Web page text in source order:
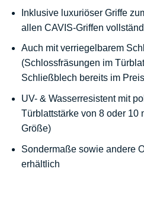
Inklusive luxuriöser Griffe
allen CAVIS-Griffen
Auch mit verriegelbarem
(Schlossfräsungen im
Schließblech bereits im
UV- & Wasserresistent mit
Türblattstärke von 8 oder 10
Größe)
Sondermaße sowie andere
erhältlich